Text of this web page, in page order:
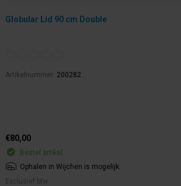
Globular Lid 90 cm Double
Artikelnummer: 200282
€80,00
Bestel artikel.
Ophalen in Wijchen is mogelijk.
Exclusief btw.